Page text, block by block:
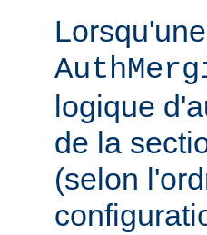
logique
de la
(selon